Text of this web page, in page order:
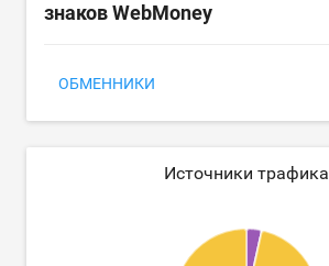
знаков WebMoney
ОБМЕННИКИ
Источники трафика